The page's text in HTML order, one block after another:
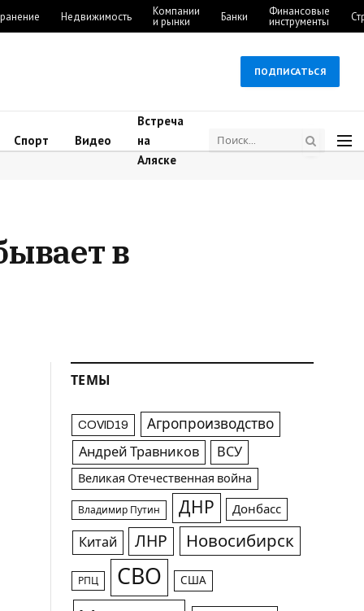
Недвижимость Компании
и рынки Банки Финансовые
инструменты
ПОДПИСАТЬСЯ
Спорт Видео
Встреча
на
Аляске
в
ТЕМЫ
COVID19 Агропроизводство
Андрей Травников ВСУ
Великая Отечественная война
Владимир Путин ДНР Донбасс
Китай ЛНР Новосибирск
РПЦ СВО США